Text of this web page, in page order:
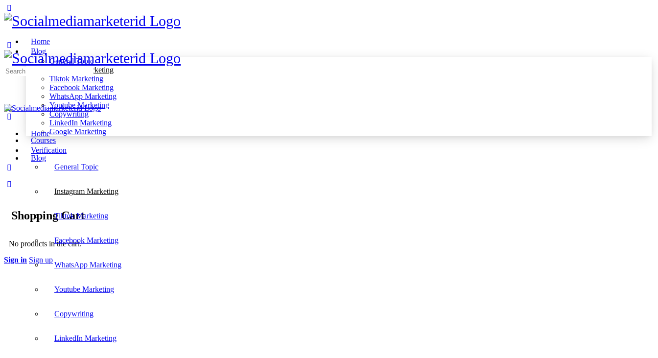
Home
Blog
General Topic
Instagram Marketing
Tiktok Marketing
Facebook Marketing
WhatsApp Marketing
Youtube Marketing
Copywriting
LinkedIn Marketing
Google Marketing
Courses
Verification
Shopping Cart
No products in the cart.
Sign in Sign up
Search
Home
Blog
General Topic
Instagram Marketing
Tiktok Marketing
Facebook Marketing
WhatsApp Marketing
Youtube Marketing
Copywriting
LinkedIn Marketing